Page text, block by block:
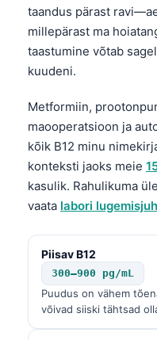
taandus pärast
millepärast ma
taastumine võtab
kuudeni.
Metformiin,
maooperatsioon ja
kõik B12 minu
konteksti jaoks meie
kasulik. Rahulikuma
vaata labori
Piisav B12
300–900 pg/mL
Puudus on vähem
võivad siiski tähtsad
Nederlands
हिन्दी
Bahasa Indonesia
Հայերեն
Svenska
Bosanski
Azərbaycan dili
Čeština
ქართული
Русский